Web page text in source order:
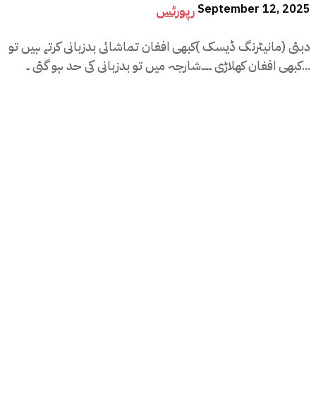
رپورٹسSeptember 12, 2025
دبئی (مانیٹرنگ ڈیسک )کبھی افغان تماشائی بدزبانی کرتے ہیں تو
کبھی افغان کھلاڑی ۔۔۔شارجہ میں تو بدزبانی کی حد ہو گئی ۔...